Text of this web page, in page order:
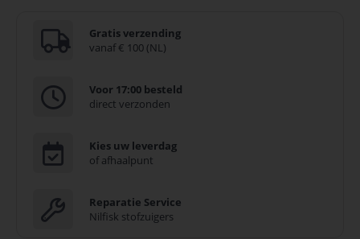
Gratis verzending
vanaf € 100 (NL)
Voor 17:00 besteld
direct verzonden
Kies uw leverdag
of afhaalpunt
Reparatie Service
Nilfisk stofzuigers